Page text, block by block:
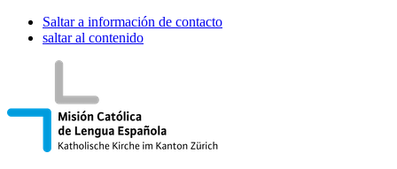
Saltar a información de contacto
saltar al contenido